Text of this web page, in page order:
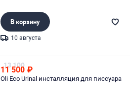
В корзину
10 августа
13 100
11 500 ₽
Oli Eco Urinal инсталляция для писсуара